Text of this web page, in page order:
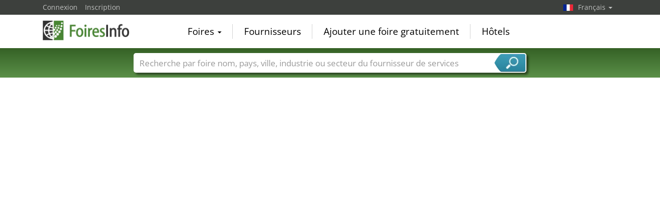
Connexion Inscription Français
Foires Fournisseurs Ajouter une foire gratuitement Hôtels
Foire noms Pays Villes Secteurs de foire Secteurs du fournisseur de services